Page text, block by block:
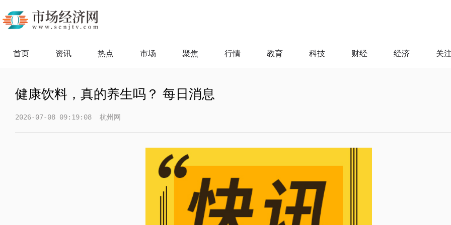
首页 资讯 热点 市场 聚焦 行情 教育 科技 财经 经济 关
健康饮料，真的养生吗？ 每日消息
2026-07-08 09:19:08 杭州网